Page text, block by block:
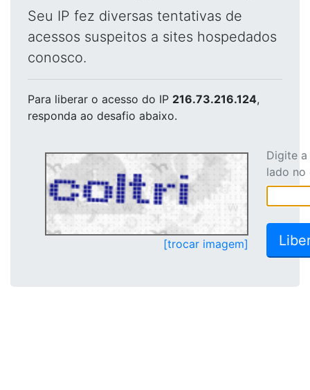
Seu IP fez diversas tentativas de
acessos suspeitos a sites hospedados
conosco.
Para liberar o acesso do IP 216.73.216.124,
responda ao desafio abaixo.
[trocar imagem]
Digite
lado no